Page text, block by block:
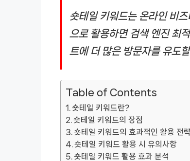
숏테일 키워드는 온라인 비
으로 활용하면 검색 엔진 최
트에 더 많은 방문자를 유도
Table of Contents
숏테일 키워드란?
숏테일 키워드의 장점
숏테일 키워드의 효과적인 활용 전
숏테일 키워드 활용 시 유의사항
숏테일 키워드 활용 효과 분석